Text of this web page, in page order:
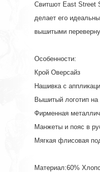
Свитшот East Street
делает его
вышитыми
Особенности:
Крой Оверсайз
Нашивка с
Вышитый логотип на
Фирменная
Манжеты и пояс в
Мягкая флисовая
Материал:60%